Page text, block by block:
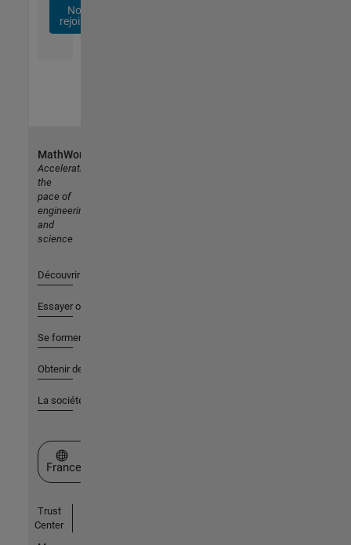
Nous
rejoindre
MathWorks
Accelerating
the
pace of
engineering
and
science
Découvrir les produits
Essayer ou acheter
Se former
Obtenir de l'aide
La société
Sélectionner un site web
France
Trust
Center